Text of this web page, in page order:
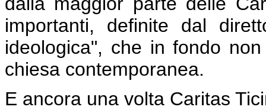
importanti, definite dal
ideologica", che in fondo
chiesa contemporanea.
E ancora una volta Caritas